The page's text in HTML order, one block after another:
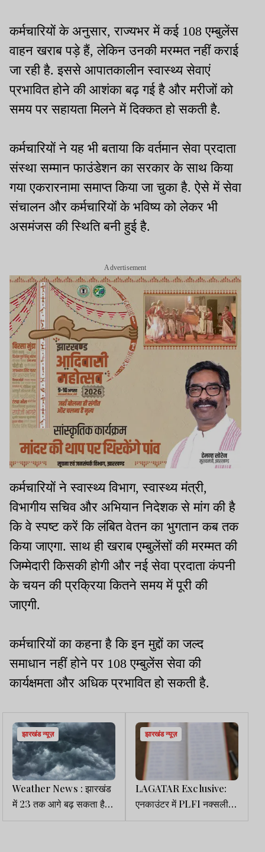
कर्मचारियों के अनुसार, राज्यभर में कई 108 एम्बुलेंस
वाहन खराब पड़े हैं, लेकिन उनकी मरम्मत नहीं कराई
जा रही है. इससे आपातकालीन स्वास्थ्य सेवाएं
प्रभावित होने की आशंका बढ़ गई है और मरीजों को
समय पर सहायता मिलने में दिक्कत हो सकती है.
कर्मचारियों ने यह भी बताया कि वर्तमान सेवा प्रदाता
संस्था सम्मान फाउंडेशन का सरकार के साथ किया
गया एकरारनामा समाप्त किया जा चुका है. ऐसे में सेवा
संचालन और कर्मचारियों के भविष्य को लेकर भी
असमंजस की स्थिति बनी हुई है.
Advertisement
कर्मचारियों ने स्वास्थ्य विभाग, स्वास्थ्य मंत्री,
विभागीय सचिव और अभियान निदेशक से मांग की है
कि वे स्पष्ट करें कि लंबित वेतन का भुगतान कब तक
किया जाएगा. साथ ही खराब एम्बुलेंसों की मरम्मत की
जिम्मेदारी किसकी होगी और नई सेवा प्रदाता कंपनी
के चयन की प्रक्रिया कितने समय में पूरी की
जाएगी.
कर्मचारियों का कहना है कि इन मुद्दों का जल्द
समाधान नहीं होने पर 108 एम्बुलेंस सेवा की
कार्यक्षमता और अधिक प्रभावित हो सकती है.
झारखंड न्यूज़
Weather News : झारखंड
में 23 तक आगे बढ़ सकता है
मॉनसून, कई जिलों में तेज
झारखंड न्यूज़
LAGATAR Exclusive:
एनकाउंटर में PLFI नक्सली के
पास मिली एक गोपनीय डायरी,